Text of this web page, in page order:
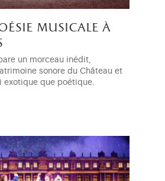
musicale à
un morceau inédit,
sonore du Château et
exotique que poétique.